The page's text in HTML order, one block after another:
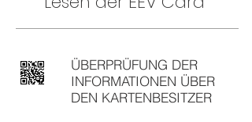
ÜBERPRÜFUNG DER
INFORMATIONEN ÜBER
DEN KARTENBESITZER